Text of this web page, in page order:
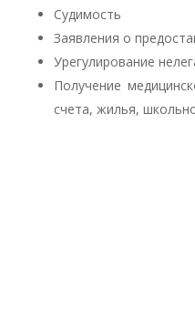
Судимость
Заявления о
Урегулирование
Получение
счета, жилья,